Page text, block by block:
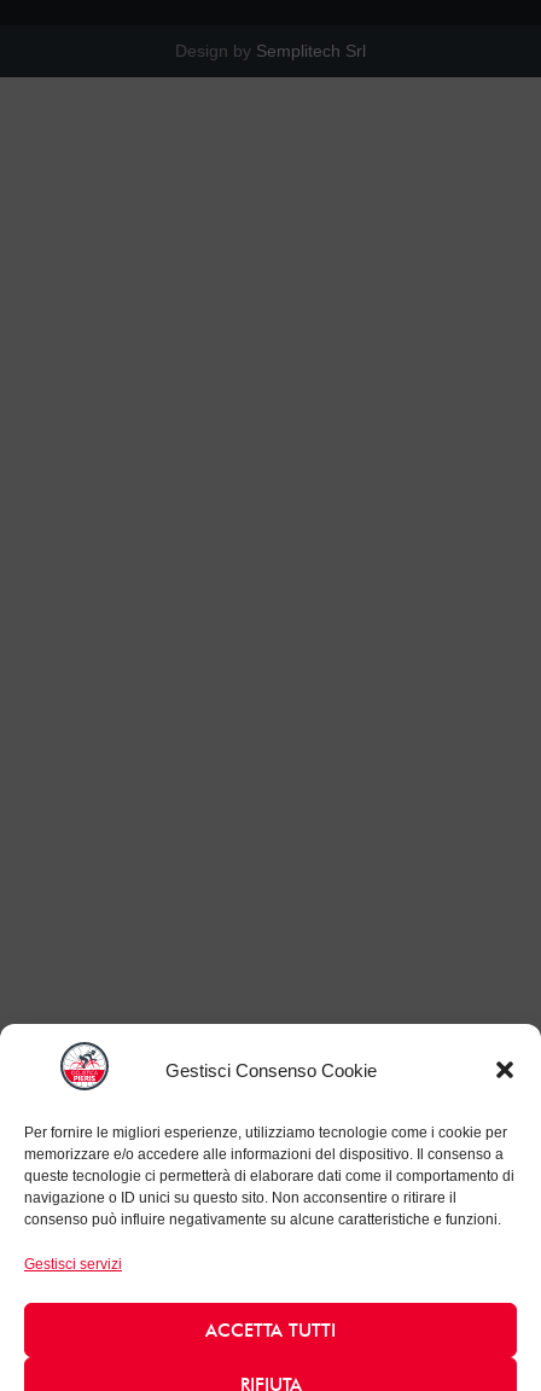
Gestisci Consenso Cookie
Per fornire le migliori esperienze, utilizziamo tecnologie come i cookie per
memorizzare e/o accedere alle informazioni del dispositivo. Il consenso a
queste tecnologie ci permetterà di elaborare dati come il comportamento di
navigazione o ID unici su questo sito. Non acconsentire o ritirare il
consenso può influire negativamente su alcune caratteristiche e funzioni.
Gestisci servizi
ACCETTA TUTTI
RIFIUTA
Design by Semplitech Srl​